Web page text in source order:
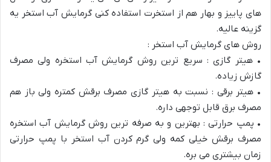
های پاییز و بهار هم از استخرت استفاده کنی گرمایش آب استخر یه
گزینه عالیه.
روش های گرمایش آب استخر :
• هیتر گازی : سریع ترین روش گرمایش آب استخره ولی مصرف
گازش زیاده.
• هیتر برقی : نسبت به هیتر گازی مصرف برقش کمتره ولی باز هم
مصرف برق قابل توجهی داره.
• پمپ حرارتی : بهترین و به صرفه ترین روش گرمایش آب استخره
مصرف برقش خیلی کمه ولی گرم کردن آب استخر با پمپ حرارتی
زمان بیشتری می بره.